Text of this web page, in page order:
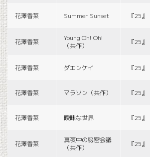
花澤香菜 Summer Sunset 『25』
花澤香菜
Young Oh! Oh!
（共作）
『25』
花澤香菜 ダエンケイ 『25』
花澤香菜 マラソン（共作） 『25』
花澤香菜 曖昧な世界 『25』
花澤香菜
真夜中の秘密会議
（共作）
『25』